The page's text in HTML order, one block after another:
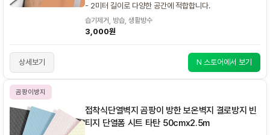
- 2미터 길이로 다양한 공간에 적합합니다.
습기제거, 방습, 생활방수
3,000원
상세보기 N 스토어에서 보기
곰팡이방지
접착식단열벽지 곰팡이 방한 보온벽지 결로방지 빈
티지 단열폼 시트 타탄 50cmx2.5m